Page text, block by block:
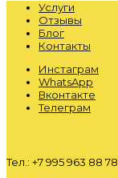
Услуги
Отзывы
Блог
Контакты
Инстаграм
WhatsApp
Вконтакте
Телеграм
Тел.: +7 995 963 88 78